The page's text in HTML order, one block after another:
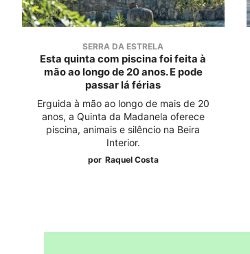
SERRA DA ESTRELA
Esta quinta com piscina foi feita à
mão ao longo de 20 anos. E pode
passar lá férias
Erguida à mão ao longo de mais de 20
anos, a Quinta da Madanela oferece
piscina, animais e silêncio na Beira
Interior.
por Raquel Costa